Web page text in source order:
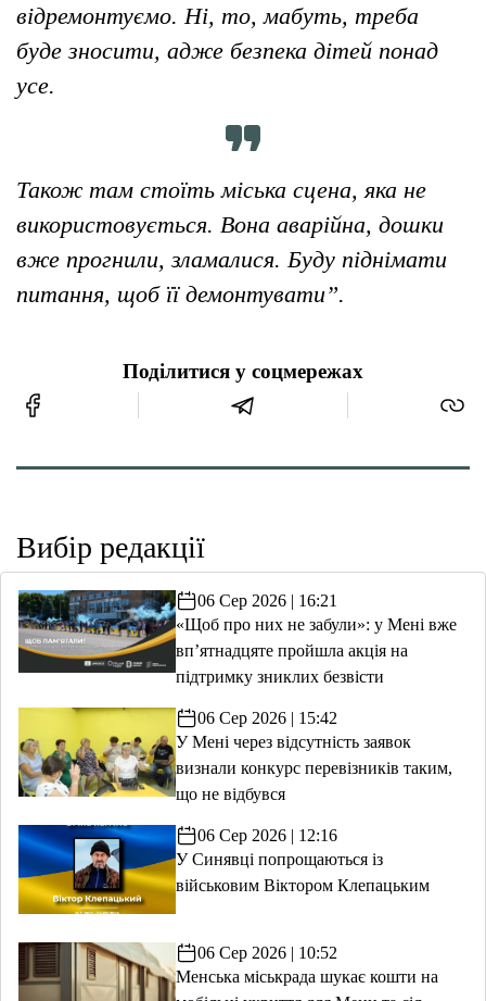
відремонтуємо. Ні, то, мабуть, треба
буде зносити, адже безпека дітей понад
усе.
Також там стоїть міська сцена, яка не
використовується. Вона аварійна, дошки
вже прогнили, зламалися. Буду піднімати
питання, щоб її демонтувати”.
Поділитися у соцмережах
Вибір редакції
06 Сер 2026 | 16:21
«Щоб про них не забули»: у Мені вже
вп’ятнадцяте пройшла акція на
підтримку зниклих безвісти
06 Сер 2026 | 15:42
У Мені через відсутність заявок
визнали конкурс перевізників таким,
що не відбувся
06 Сер 2026 | 12:16
У Синявці попрощаються із
військовим Віктором Клепацьким
06 Сер 2026 | 10:52
Менська міськрада шукає кошти на